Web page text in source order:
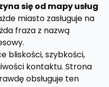
się od mapy usług
miasto zasługuje na
fraza z nazwą
bliskości, szybkości,
kontaktu. Strona
obsługuje ten